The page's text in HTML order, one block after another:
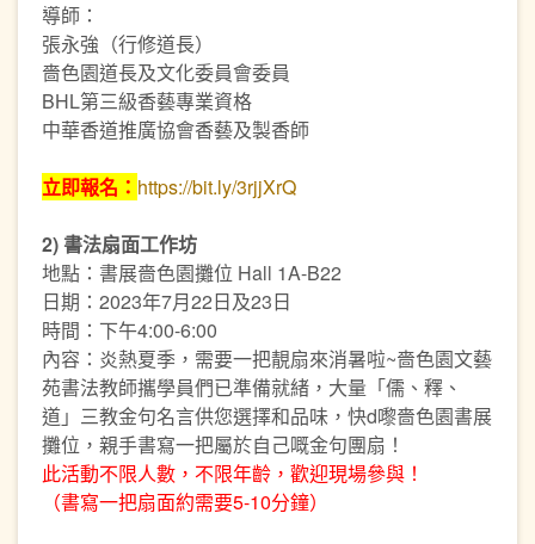
導師：
張永強（行修道長）
嗇色園道長及文化委員會委員
BHL第三級香藝專業資格
中華香道推廣協會香藝及製香師
立即報名： https://bit.ly/3rjjXrQ
2) 書法扇面工作坊
地點：書展嗇色園攤位 Hall 1A-B22
日期：2023年7月22日及23日
時間：下午4:00-6:00
內容：炎熱夏季，需要一把靚扇來消暑啦~嗇色園文藝
苑書法教師攜學員們已準備就緒，大量「儒、釋、
道」三教金句名言供您選擇和品味，快d嚟嗇色園書展
攤位，親手書寫一把屬於自己嘅金句團扇！
此活動不限人數，不限年齡，歡迎現場參與！
（書寫一把扇面約需要5-10分鐘）